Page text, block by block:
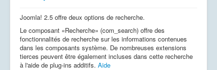
Joomla! 2.5 offre deux options de recherche.
Le composant «Recherche» (com_search) offre des
fonctionnalités de recherche sur les informations contenues
dans les composants système. De nombreuses extensions
tierces peuvent être également incluses dans cette recherche
à l'aide de plug-ins additifs. Aide